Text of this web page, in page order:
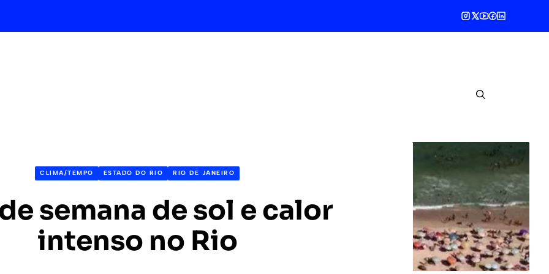
CLIMA/TEMPO ESTADO DO RIO RIO DE JANEIRO
semana de sol e calor
intenso no Rio